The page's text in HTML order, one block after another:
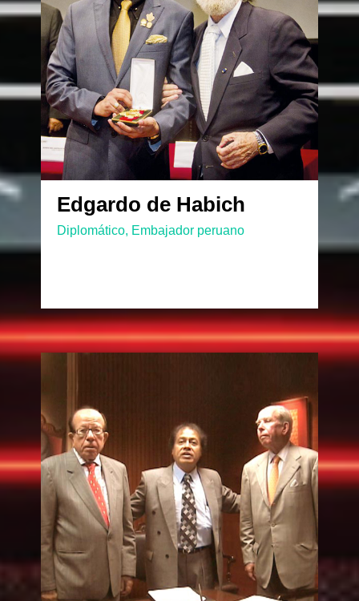
Edgardo de Habich
Diplomático, Embajador peruano